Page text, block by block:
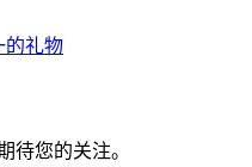
的礼物
待您的关注。